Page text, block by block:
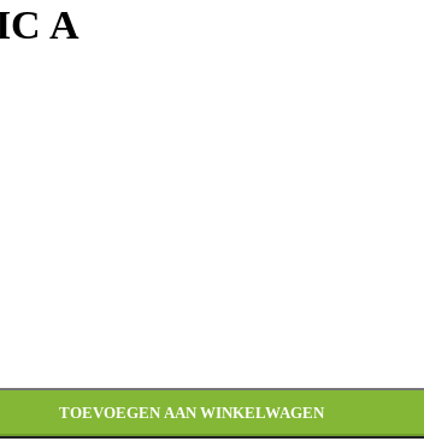
A
TOEVOEGEN AAN WINKELWAGEN